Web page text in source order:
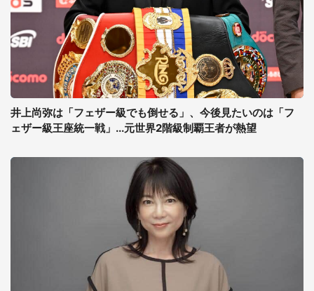
井上尚弥は「フェザー級でも倒せる」、今後見たいのは「フ
ェザー級王座統一戦」...元世界2階級制覇王者が熱望